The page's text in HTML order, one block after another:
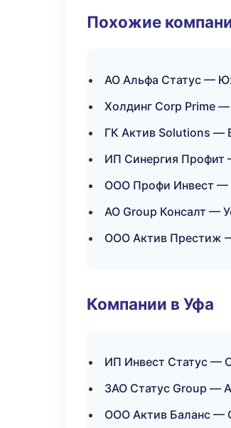
Похожие
АО Альфа Статус —
Холдинг Corp Prime
ГК Актив Solutions —
ИП Синергия
ООО Профи Инвест —
АО Group Консалт —
ООО Актив Престиж
Компании в Уфа
ИП Инвест Статус —
ЗАО Статус Group —
ООО Актив Баланс —